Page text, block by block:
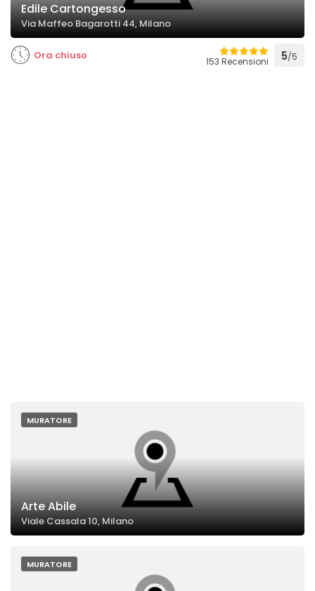
Edile Cartongesso
Via Maffeo Bagarotti 44, Milano
Ora chiuso 153 Recensioni 5/5
MURATORE
Arte Abile
Viale Cassala 10, Milano
MURATORE